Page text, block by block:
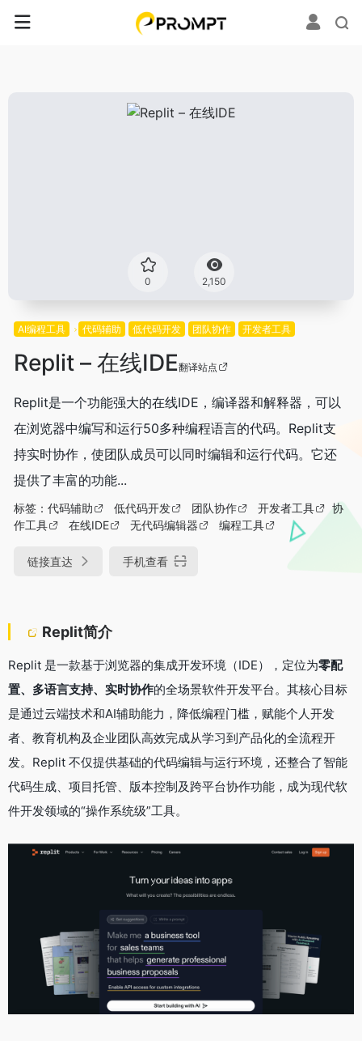
0 2,150
AI编程工具 代码辅助 低代码开发 团队协作 开发者工具
Replit – 在线IDE翻译站点
Replit是一个功能强大的在线IDE，编译器和解释器，可以
在浏览器中编写和运行50多种编程语言的代码。Replit支
持实时协作，使团队成员可以同时编辑和运行代码。它还
提供了丰富的功能...
标签： 代码辅助 低代码开发 团队协作 开发者工具
协
作工具
在线IDE 无代码编辑器 编程工具
链接直达 手机查看
Replit简介
Replit 是一款基于浏览器的集成开发环境（IDE），定位为零配
置、多语言支持、实时协作的全场景软件开发平台。其核心目标
是通过云端技术和AI辅助能力，降低编程门槛，赋能个人开发
者、教育机构及企业团队高效完成从学习到产品化的全流程开
发。Replit 不仅提供基础的代码编辑与运行环境，还整合了智能
代码生成、项目托管、版本控制及跨平台协作功能，成为现代软
件开发领域的“操作系统级”工具。